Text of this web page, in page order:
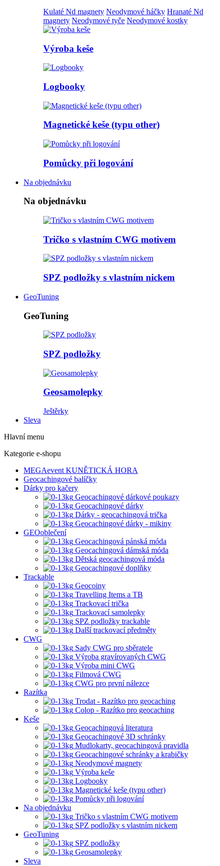
Kulaté Nd magnety Neodymové háčky Hranaté Nd
magnety Neodymové tyče Neodymové kostky
Výroba keše
Logbooky
Magnetické keše (typu other)
Pomůcky při logování
Na objednávku
Na objednávku
Tričko s vlastním CWG motivem
SPZ podložky s vlastním nickem
GeoTuning
GeoTuning
SPZ podložky
Geosamolepky
Ještěrky
Sleva
Hlavní menu
Kategorie e-shopu
MEGAevent KUNĚTICKÁ HORA
Geocachingové balíčky
Dárky pro kačery
Geocachingové dárkové poukazy
Geocachingové dárky
Dárky - geocachingová trička
Geocachingové dárky - mikiny
GEOoblečení
Geocachingová pánská móda
Geocachingová dámská móda
Dětská geocachingová móda
Geocachingové doplňky
Trackable
Geocoiny
Travelling Items a TB
Trackovací trička
Trackovací samolepky
SPZ podložky trackable
Další trackovací předměty
CWG
Sady CWG pro sběratele
Výroba gravírovaných CWG
Výroba mini CWG
Filmová CWG
CWG pro první nálezce
Razítka
Trodat - Razítko pro geocaching
Colop - Razítko pro geocaching
Keše
Geocachingová literatura
Geocachingové 3D schránky
Mudlokarty, geocachingová pravidla
Geocachingové schránky a krabičky
Neodymové magnety
Výroba keše
Logbooky
Magnetické keše (typu other)
Pomůcky při logování
Na objednávku
Tričko s vlastním CWG motivem
SPZ podložky s vlastním nickem
GeoTuning
SPZ podložky
Geosamolepky
Sleva